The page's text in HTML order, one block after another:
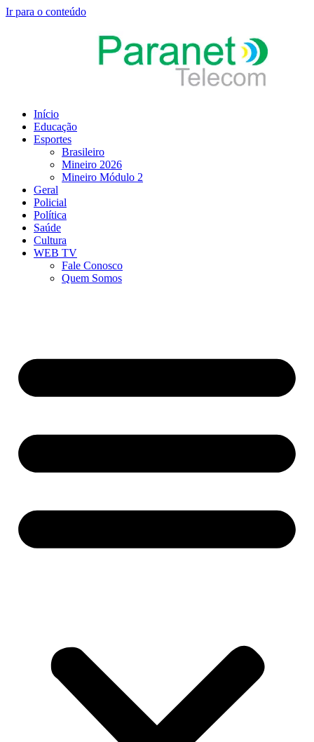
Ir para o conteúdo
Início
Educação
Esportes
Brasileiro
Mineiro 2026
Mineiro Módulo 2
Geral
Policial
Política
Saúde
Cultura
WEB TV
Fale Conosco
Quem Somos